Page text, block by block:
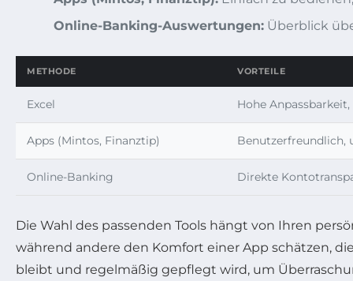
Online-Banking-Auswertungen: Überblick
METHODE VORTEILE
Excel Hohe
Apps (Mintos, Finanztip) Benutzerfreundlich,
Online-Banking Direkte
Die Wahl des passenden Tools hängt von Ihren
während andere den Komfort einer App schätzen,
bleibt und regelmäßig gepflegt wird, um